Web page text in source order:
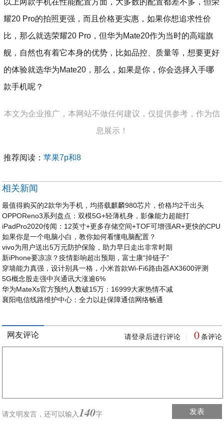
以上两款手机在性能配置方面，大多数的配置都差不多，但荣
耀20 Pro的拍照更强，而且价格更实惠，如果你想追求性价
比，那么就选荣耀20 Pro，但华为Mate20作为当时的高端旗
舰，自然也有着它本身的优势，比如品控、质量等，想要更好
的体验就选华为Mate20，那么，如果是你，你会选择入手哪
款手机呢？
本文为企业推广，本网站不做任何建议，仅提供参考，作为信
息展示！
推荐阅读：苹果7p和8
相关新闻
最值得购买的2款华为手机，均搭载麒麟980芯片，价格均2千出头
OPPOReno3系列盘点：双模5G+轻薄机身，影像能力超能打
iPadPro2020传闻：12英寸+更多存储空间+TOF可增强AR+更快的CPU
如果你是一个电脑小白，教你如何看懂电脑配置？
vivo为用户送出5万元防护保险，助力早日走出非常时期
新iPhone要凉凉？疫情影响超出预期，富士康“掉链子”
穿墙能力真强，设计别具一格，小米首款Wi-Fi6路由器AX3600评测
5G概念股走强中兴通讯大涨逾6%
华为MateXs官方预约人数破15万：16999大家热情不减
襄阳电信线路维护中心：全力以赴保障通信网络畅通
网友评论 请登录后进行评论 0 条评论
请文明发言，还可以输入 140字 发表